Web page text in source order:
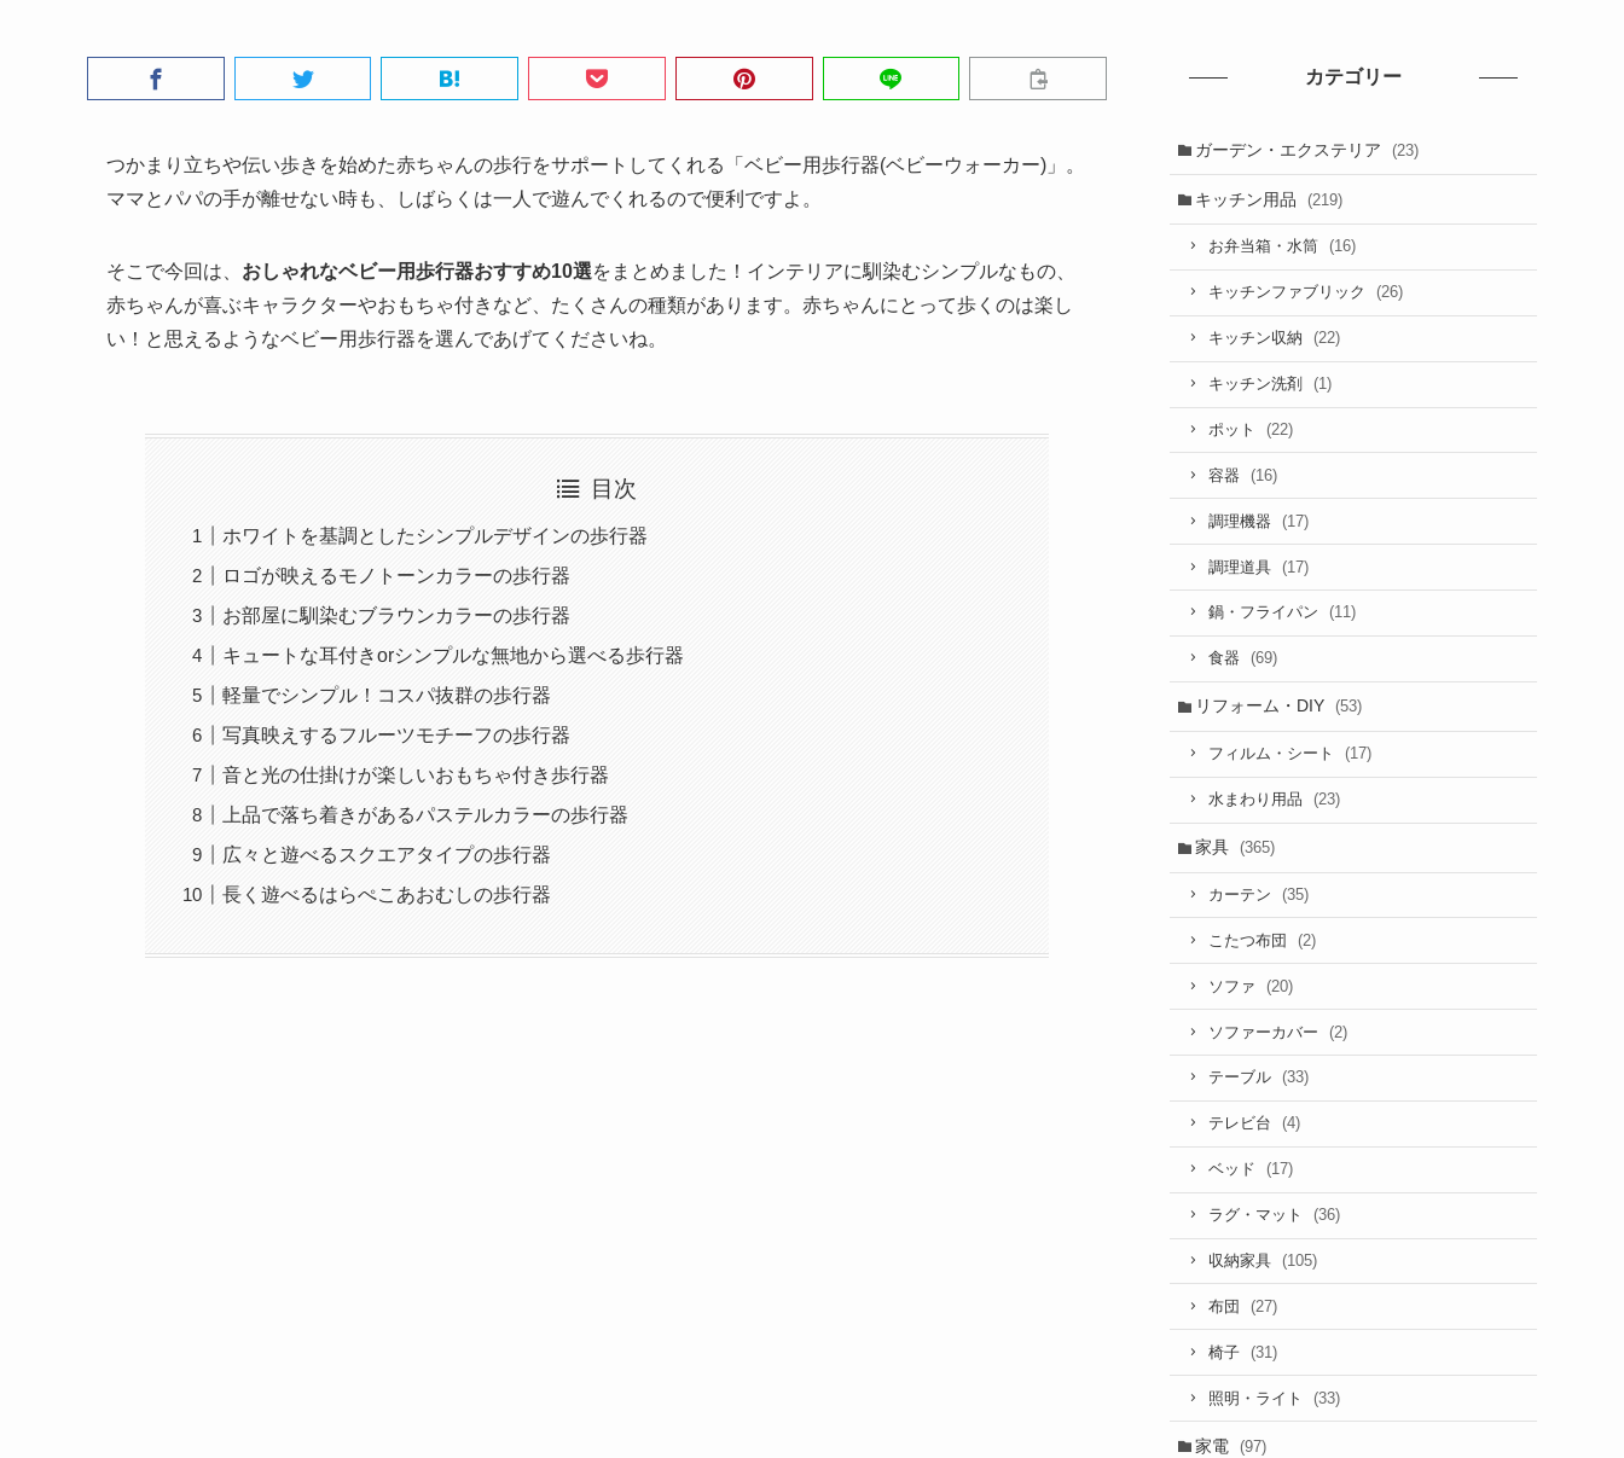
つかまり立ちや伝い歩きを始めた赤ちゃんの歩行をサポートしてくれる「ベビー用歩行器(ベビーウォーカー)」。
ママとパパの手が離せない時も、しばらくは一人で遊んでくれるので便利ですよ。
そこで今回は、 おしゃれなベビー用歩行器おすすめ10選をまとめました！インテリアに馴染むシンプルなもの、
赤ちゃんが喜ぶキャラクターやおもちゃ付きなど、たくさんの種類があります。赤ちゃんにとって歩くのは楽し
い！と思えるようなベビー用歩行器を選んであげてくださいね。
目次
ホワイトを基調としたシンプルデザインの歩行器
ロゴが映えるモノトーンカラーの歩行器
お部屋に馴染むブラウンカラーの歩行器
キュートな耳付きorシンプルな無地から選べる歩行器
軽量でシンプル！コスパ抜群の歩行器
写真映えするフルーツモチーフの歩行器
音と光の仕掛けが楽しいおもちゃ付き歩行器
上品で落ち着きがあるパステルカラーの歩行器
広々と遊べるスクエアタイプの歩行器
長く遊べるはらぺこあおむしの歩行器
カテゴリー
ガーデン・エクステリア (23)
キッチン用品 (219)
お弁当箱・水筒 (16)
キッチンファブリック (26)
キッチン収納 (22)
キッチン洗剤 (1)
ポット (22)
容器 (16)
調理機器 (17)
調理道具 (17)
鍋・フライパン (11)
食器 (69)
リフォーム・DIY (53)
フィルム・シート (17)
水まわり用品 (23)
家具 (365)
カーテン (35)
こたつ布団 (2)
ソファ (20)
ソファーカバー (2)
テーブル (33)
テレビ台 (4)
ベッド (17)
ラグ・マット (36)
収納家具 (105)
布団 (27)
椅子 (31)
照明・ライト (33)
家電 (97)